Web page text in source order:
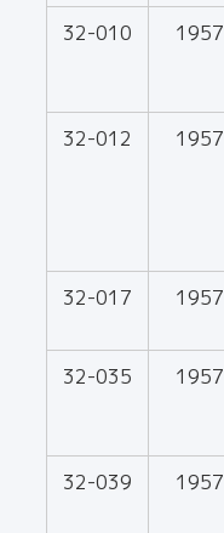
32-010 1957
32-012 1957
32-017 1957
32-035
1957
32-039 1957